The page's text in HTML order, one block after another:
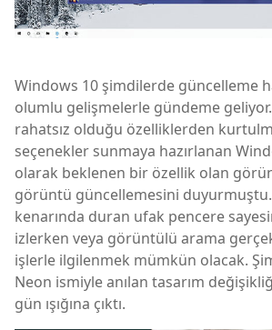
Windows 10 şimdilerde güncelleme
olumlu gelişmelerle gündeme geliyor.
rahatsız olduğu özelliklerden
seçenekler sunmaya hazırlanan
olarak beklenen bir özellik olan
görüntü güncellemesini duyurmuştu.
kenarında duran ufak pencere
izlerken veya görüntülü arama
işlerle ilgilenmek mümkün olacak.
Neon ismiyle anılan tasarım
gün ışığına çıktı.